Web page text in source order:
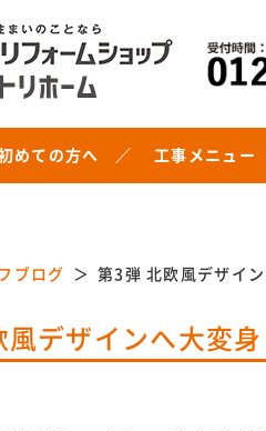
めての方へ 工事メニュー
ブログ 第3弾 北欧風デザイン
デザインへ大変身